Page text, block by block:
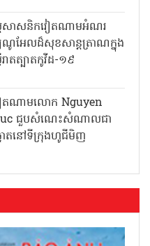
តសាសនិកវៀតណាមអំណរ
អែលដ៏សុខសាន្តត្រាណក្នុង
ាតត្បាតកូវីដ-១៩
ៀតណាមលោក Nguyen
ជួបសំណេះសំណាលជា
ោតនៅទីក្រុងហូជីមិញ